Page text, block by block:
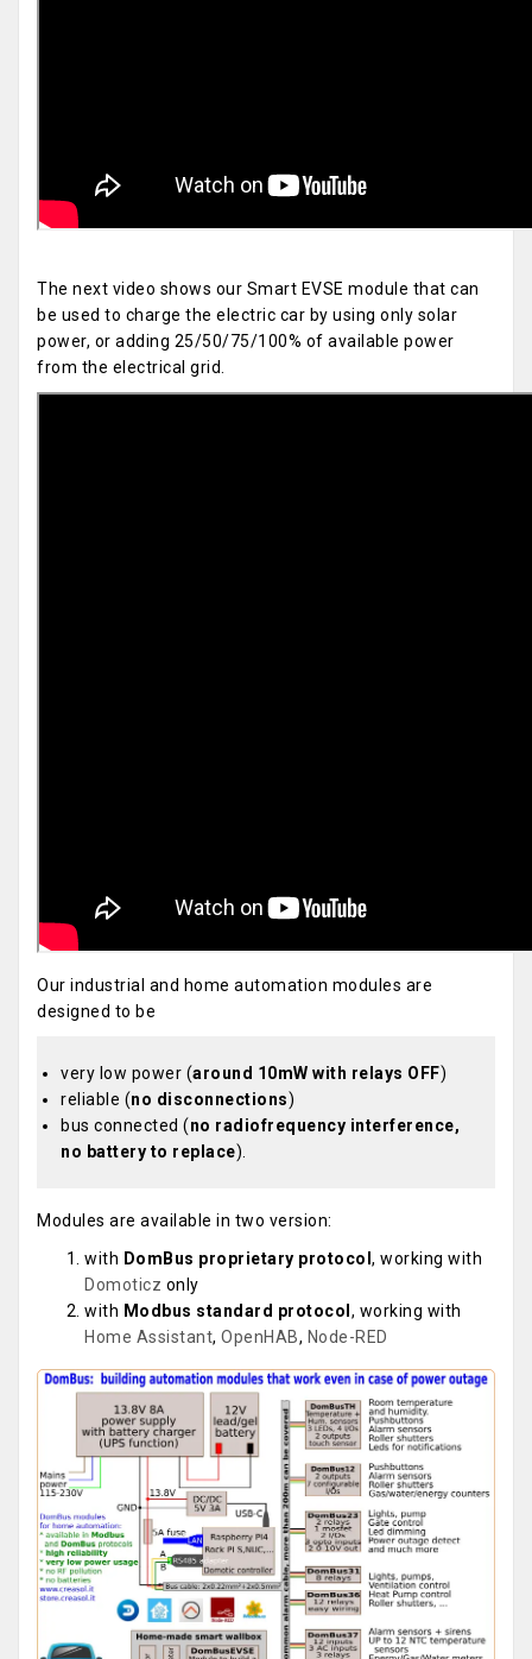
The next video shows our Smart EVSE module that can
be used to charge the electric car by using only solar
power, or adding 25/50/75/100% of available power
from the electrical grid.
Our industrial and home automation modules are
designed to be
very low power (around 10mW with relays OFF)
reliable (no disconnections)
bus connected (no radiofrequency interference,
no battery to replace).
Modules are available in two version:
with DomBus proprietary protocol , working with
Domoticz only
with Modbus standard protocol , working with
Home Assistant, OpenHAB, Node-RED